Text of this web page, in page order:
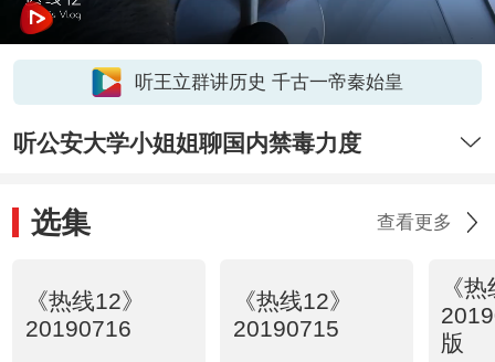
听王立群讲历史 千古一帝秦始皇
听公安大学小姐姐聊国内禁毒力度
选集 查看更多
《热线12》
20190716
《热线12》
20190715
《
版